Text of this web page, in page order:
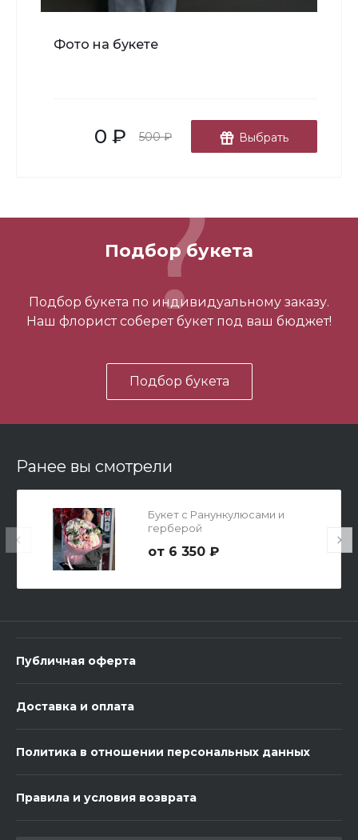
В корзину
-
Фото на букете
0 ₽ 500 ₽ Выбрать
Подбор букета
Подбор букета по индивидуальному заказу.
Наш флорист соберет букет под ваш бюджет!
Подбор букета
Ранее вы смотрели
Букет с Ранункулюсами и
герберой
6 350 ₽
Публичная оферта
Доставка и оплата
Политика в отношении персональных данных
Правила и условия возврата